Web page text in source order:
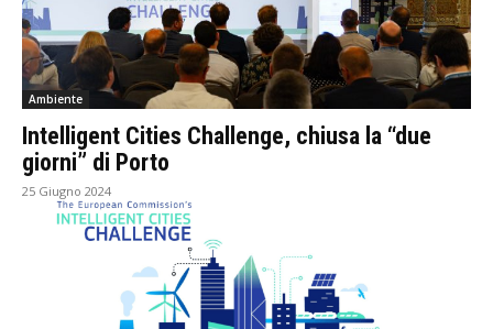
Ambiente
Intelligent Cities Challenge, chiusa la “due
giorni” di Porto
25 Giugno 2024